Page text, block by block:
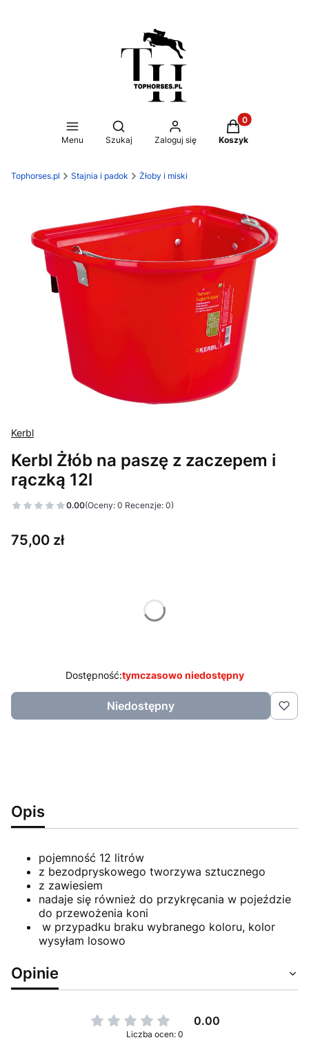
Menu
Otwórz wyszukiwarkę
Szukaj Zaloguj się
Produkty w
Koszyk
Tophorses.pl Stajnia i padok Żłoby i miski
Kerbl
Kerbl Żłób na paszę z zaczepem i
rączką 12l
0.00(Oceny: 0 Recenzje: 0)
Cena
75,00 zł
Poszczególne warianty mogą różnić się ceną
Dostępność:tymczasowo niedostępny
Niedostępny
Opis
pojemność 12 litrów
z bezodpryskowego tworzywa sztucznego
z zawiesiem
nadaje się również do przykręcania w pojeździe
do przewożenia koni
w przypadku braku wybranego koloru, kolor
wysyłam losowo
Opinie
0.00
Liczba ocen: 0